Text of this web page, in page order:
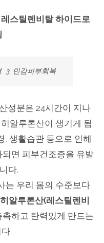
스틸렌비탈 하이드로
3. 민감피부회복
성분은 24시간이 지나
알루론산이 생기게 됩
, 생활습관 등으로 인해
면 피부건조증을 유발
다.
는 우리 몸의 수준보다
알루론산(레스틸렌비
하고 탄력있게 만드는
.